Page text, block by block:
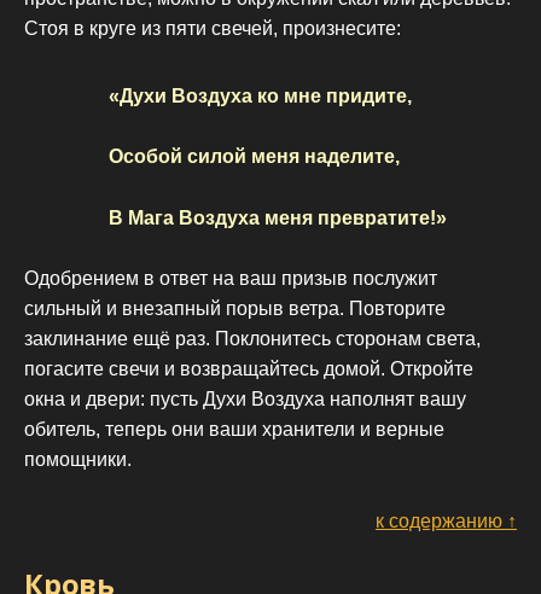
Стоя в круге из пяти свечей, произнесите:
«Духи Воздуха ко мне придите,
Особой силой меня наделите,
В Мага Воздуха меня превратите!»
Одобрением в ответ на ваш призыв послужит
сильный и внезапный порыв ветра. Повторите
заклинание ещё раз. Поклонитесь сторонам света,
погасите свечи и возвращайтесь домой. Откройте
окна и двери: пусть Духи Воздуха наполнят вашу
обитель, теперь они ваши хранители и верные
помощники.
к содержанию ↑
Кровь